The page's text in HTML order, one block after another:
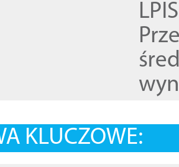
KLUCZOWE: